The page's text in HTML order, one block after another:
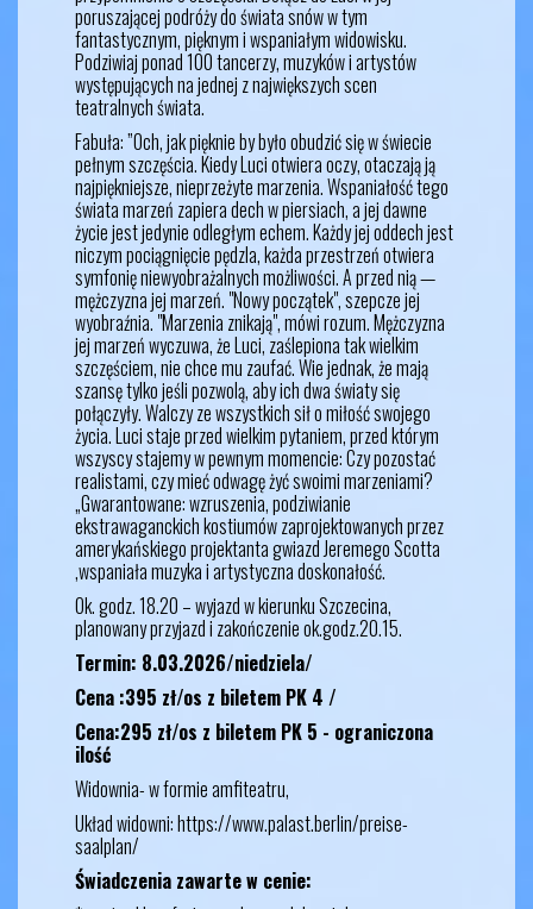
poruszającej podróży do świata snów w tym
fantastycznym, pięknym i wspaniałym widowisku.
Podziwiaj ponad 100 tancerzy, muzyków i artystów
występujących na jednej z największych scen
teatralnych świata.
Fabuła: ”Och, jak pięknie by było obudzić się w świecie
pełnym szczęścia. Kiedy Luci otwiera oczy, otaczają ją
najpiękniejsze, nieprzeżyte marzenia. Wspaniałość tego
świata marzeń zapiera dech w piersiach, a jej dawne
życie jest jedynie odległym echem. Każdy jej oddech jest
niczym pociągnięcie pędzla, każda przestrzeń otwiera
symfonię niewyobrażalnych możliwości. A przed nią —
mężczyzna jej marzeń. "Nowy początek", szepcze jej
wyobraźnia. "Marzenia znikają", mówi rozum. Mężczyzna
jej marzeń wyczuwa, że Luci, zaślepiona tak wielkim
szczęściem, nie chce mu zaufać. Wie jednak, że mają
szansę tylko jeśli pozwolą, aby ich dwa światy się
połączyły. Walczy ze wszystkich sił o miłość swojego
życia. Luci staje przed wielkim pytaniem, przed którym
wszyscy stajemy w pewnym momencie: Czy pozostać
realistami, czy mieć odwagę żyć swoimi marzeniami?
„Gwarantowane: wzruszenia, podziwianie
ekstrawaganckich kostiumów zaprojektowanych przez
amerykańskiego projektanta gwiazd Jeremego Scotta
,wspaniała muzyka i artystyczna doskonałość.
Ok. godz. 18.20 – wyjazd w kierunku Szczecina,
planowany przyjazd i zakończenie ok.godz.20.15.
Termin: 8.03.2026/niedziela/
Cena :395 zł/os z biletem PK 4 /
Cena:295 zł/os z biletem PK 5 - ograniczona
ilość
Widownia- w formie amfiteatru,
Układ widowni:https://www.palast.berlin/preise-
saalplan/
Świadczenia zawarte w cenie: